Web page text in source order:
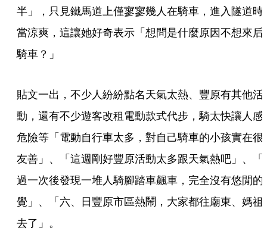
半」，只見鐵馬道上僅寥寥幾人在騎車，進入隧道時
當涼爽，這讓她好奇表示「想問是什麼原因不想來后
騎車？」
貼文一出，不少人紛紛點名天氣太熱、豐原有其他活
動，還有不少遊客改租電動款式代步，騎太快讓人感
危險等「電動自行車太多，對自己騎車的小孩實在很
友善」、「這週剛好豐原活動太多跟天氣熱吧」、「
過一次後發現一堆人騎腳踏車飆車，完全沒有悠閒的
覺」、「六、日豐原市區熱鬧，大家都往廟東、媽祖
去了」。